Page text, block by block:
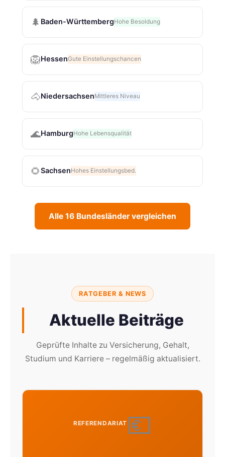
🌲 Baden-WürttembergHohe Besoldung
🦁HessenGute Einstellungschancen
🐴NiedersachsenMittleres Niveau
🌊HamburgHohe Lebensqualität
🌻SachsenHohes Einstellungsbed.
Alle 16 Bundesländer vergleichen
RATGEBER & NEWS
Aktuelle Beiträge
Geprüfte Inhalte zu Versicherung, Gehalt,
Studium und Karriere – regelmäßig aktualisiert.
REFERENDARIAT 💶